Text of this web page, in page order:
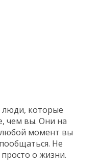
которые
чем вы. Они на
любой момент вы
Не
о жизни.